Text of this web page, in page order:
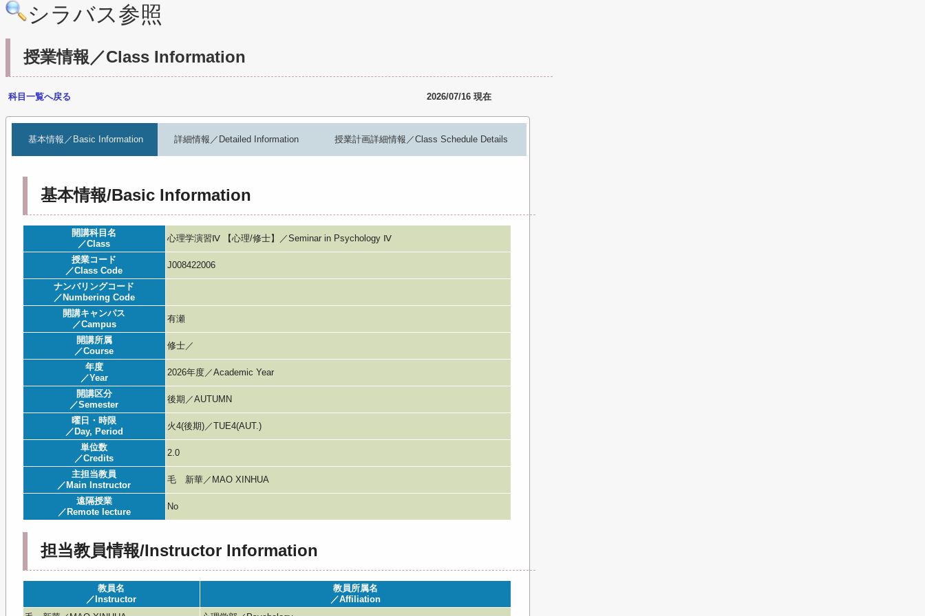
シラバス参照
授業情報／Class Information
科目一覧へ戻る 2026/07/16 現在
基本情報／Basic Information 詳細情報／Detailed Information 授業計画詳細情報／Class Schedule Details
基本情報/Basic Information
開講科目名
／Class
心理学演習Ⅳ 【心理/修士】／Seminar in Psychology Ⅳ
授業コード
／Class Code
J008422006
ナンバリングコード
／Numbering Code
開講キャンパス
／Campus
有瀬
開講所属
／Course
修士／
年度
／Year
2026年度／Academic Year
開講区分
／Semester
後期／AUTUMN
曜日・時限
／Day, Period
火4(後期)／TUE4(AUT.)
単位数
／Credits
2.0
主担当教員
／Main Instructor
毛 新華／MAO XINHUA
遠隔授業
／Remote lecture
No
担当教員情報/Instructor Information
教員名
／Instructor
教員所属名
／Affiliation